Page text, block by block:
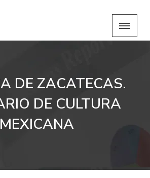
DE ZACATECAS.
DE CULTURA
MEXICANA